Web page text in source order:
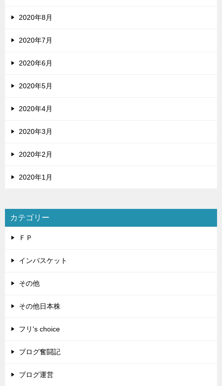
2020年8月
2020年7月
2020年6月
2020年5月
2020年4月
2020年3月
2020年2月
2020年1月
カテゴリー
ＦＰ
インバスケット
その他
その他日本株
フリ's choice
ブログ奮闘記
ブログ運営